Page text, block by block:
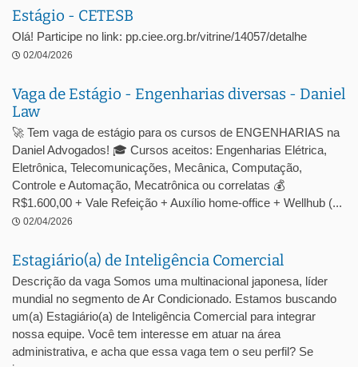
Estágio - CETESB
Olá! Participe no link: pp.ciee.org.br/vitrine/14057/detalhe
02/04/2026
Vaga de Estágio - Engenharias diversas - Daniel
Law
🚀 Tem vaga de estágio para os cursos de ENGENHARIAS na
Daniel Advogados! 🎓 Cursos aceitos: Engenharias Elétrica,
Eletrônica, Telecomunicações, Mecânica, Computação,
Controle e Automação, Mecatrônica ou correlatas 💰
R$1.600,00 + Vale Refeição + Auxílio home-office + Wellhub (...
02/04/2026
Estagiário(a) de Inteligência Comercial
Descrição da vaga Somos uma multinacional japonesa, líder
mundial no segmento de Ar Condicionado. Estamos buscando
um(a) Estagiário(a) de Inteligência Comercial para integrar
nossa equipe. Você tem interesse em atuar na área
administrativa, e acha que essa vaga tem o seu perfil? Se